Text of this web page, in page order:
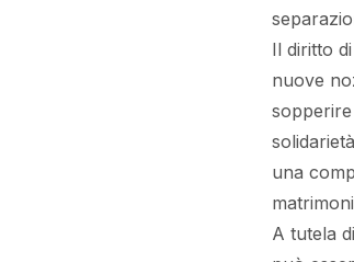
Il diritto
nuove
una
A tutela